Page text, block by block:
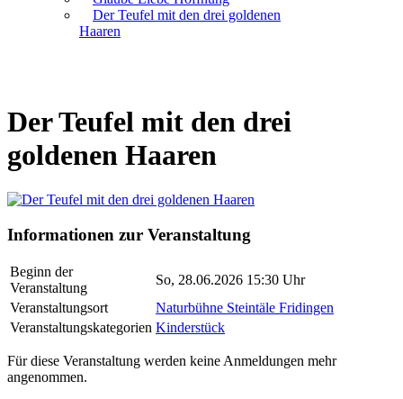
Der Teufel mit den drei goldenen
Haaren
Der Teufel mit den drei
goldenen Haaren
Informationen zur Veranstaltung
Beginn der
Veranstaltung
So, 28.06.2026 15:30 Uhr
Veranstaltungsort
Naturbühne Steintäle Fridingen
Veranstaltungskategorien Kinderstück
Für diese Veranstaltung werden keine Anmeldungen mehr
angenommen.